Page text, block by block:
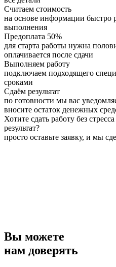
Считаем стоимость
на основе информации быстро
выполнения
Предоплата 50%
для старта работы нужна
оплачивается после сдачи
Выполняем работу
подключаем подходящего
сроками
Сдаём результат
по готовности мы вас
вносите остаток денежных
Хотите сдать работу без
результат?
просто оставьте заявку, и мы
Вы можете
нам доверять